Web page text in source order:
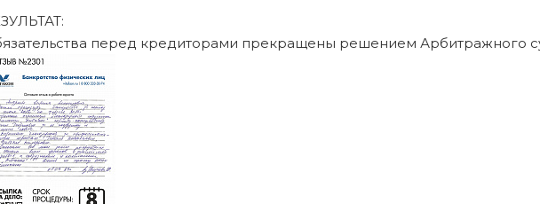
перед кредиторами прекращены решением Арбитражного